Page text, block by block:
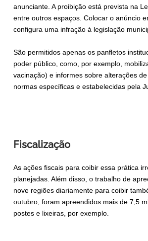
anunciante. A proibição está prevista na
entre outros espaços. Colocar o anúncio
configura uma infração à legislação
São permitidos apenas os panfletos
poder público, como, por exemplo,
vacinação) e informes sobre alterações
normas específicas e estabelecidas pela
Fiscalização
As ações fiscais para coibir essa prática
planejadas. Além disso, o trabalho de
nove regiões diariamente para coibir
outubro, foram apreendidos mais de 7,5
postes e lixeiras, por exemplo.